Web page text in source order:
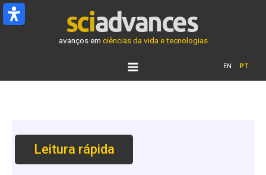
Ir
para
avanços em ciências da vida e tecnologias
EN PT
Leitura rápida